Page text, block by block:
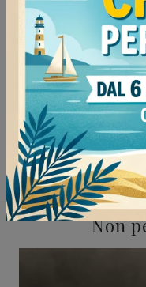
Negozio di divani
Negozio di divani
Negozio di divani a
Negozio di divani
Salotti Samoa
Salotti Samoa
Non